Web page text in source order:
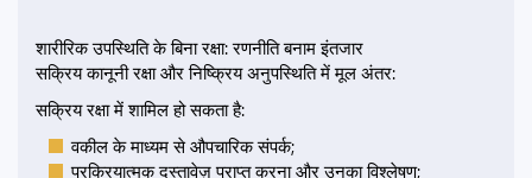
शारीरिक उपस्थिति के बिना रक्षा: रणनीति बनाम इंतजार
सक्रिय कानूनी रक्षा और निष्क्रिय अनुपस्थिति में मूल अंतर:
सक्रिय रक्षा में शामिल हो सकता है:
वकील के माध्यम से औपचारिक संपर्क;
प्रक्रियात्मक दस्तावेज़ प्राप्त करना और उनका विश्लेषण;